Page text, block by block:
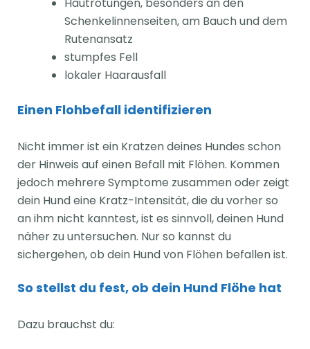
Hautrötungen, besonders an den
Schenkelinnenseiten, am Bauch und dem
Rutenansatz
stumpfes Fell
lokaler Haarausfall
Einen Flohbefall identifizieren
Nicht immer ist ein Kratzen deines Hundes schon
der Hinweis auf einen Befall mit Flöhen. Kommen
jedoch mehrere Symptome zusammen oder zeigt
dein Hund eine Kratz-Intensität, die du vorher so
an ihm nicht kanntest, ist es sinnvoll, deinen Hund
näher zu untersuchen. Nur so kannst du
sichergehen, ob dein Hund von Flöhen befallen ist.
So stellst du fest, ob dein Hund Flöhe hat
Dazu brauchst du: